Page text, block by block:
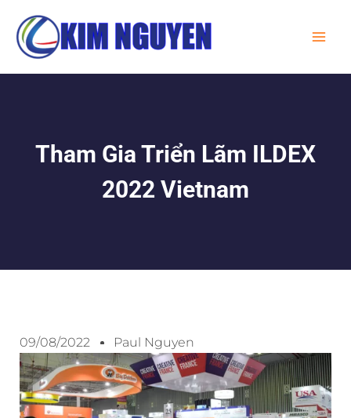
content
Tham Gia Triển Lãm ILDEX
2022 Vietnam
09/08/2022 Paul Nguyen